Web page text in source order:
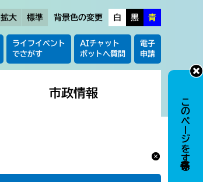
拡大 標準 背景色の変更 白 黒 青
ライフイベント
でさがす
AIチャット
ボットへ質問
電子
申請
市政情報
このページを保存する